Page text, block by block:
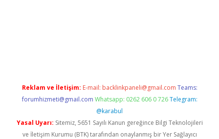
Reklam ve İletişim: E-mail: backlinkpaneli@gmail.com Teams:
forumhizmeti@gmail.com Whatsapp: 0262 606 0 726 Telegram:
@karabul
Yasal Uyarı: Sitemiz, 5651 Sayılı Kanun gereğince Bilgi Teknolojileri
ve İletişim Kurumu (BTK) tarafından onaylanmış bir Yer Sağlayıcı